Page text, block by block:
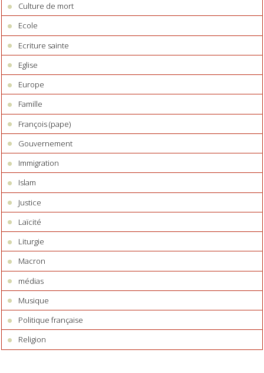
Culture de mort
Ecole
Ecriture sainte
Eglise
Europe
Famille
François (pape)
Gouvernement
Immigration
Islam
Justice
Laïcité
Liturgie
Macron
médias
Musique
Politique française
Religion